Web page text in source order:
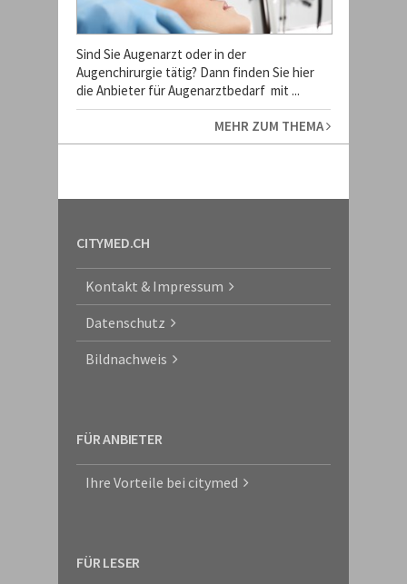
Sind Sie Augenarzt oder in der
Augenchirurgie tätig? Dann finden Sie hier
die Anbieter für Augenarztbedarf mit ...
MEHR ZUM THEMA
CITYMED.CH
Kontakt & Impressum
Datenschutz
Bildnachweis
FÜR ANBIETER
Ihre Vorteile bei citymed
FÜR LESER